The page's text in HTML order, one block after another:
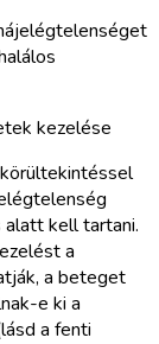
kezelése
kell tartani.
a
a beteget
e ki a
a fenti